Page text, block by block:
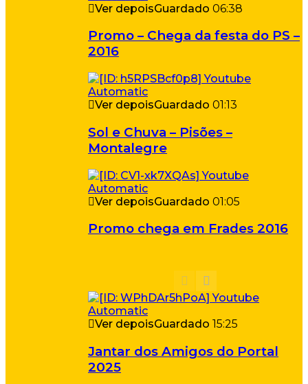
Ver depoisGuardado 06:38
Promo – Chega da festa do PS –
2016
Ver depoisGuardado 01:13
Sol e Chuva – Pisões –
Montalegre
Ver depoisGuardado 01:05
Promo chega em Frades 2016
Ver depoisGuardado 15:25
Jantar dos Amigos do Portal
2025